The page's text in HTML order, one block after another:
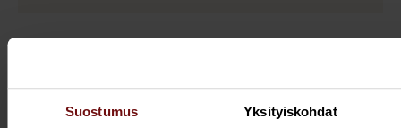
Suostumus Yksityiskohdat